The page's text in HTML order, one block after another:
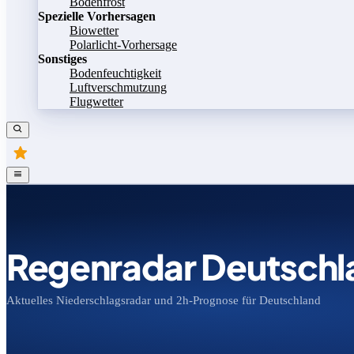
Spezielle Vorhersagen
Biowetter
Polarlicht-Vorhersage
Sonstiges
Bodenfeuchtigkeit
Luftverschmutzung
Flugwetter
Regenradar
Aktuelles Niederschlagsradar und 2h-Prognose für Deutschland